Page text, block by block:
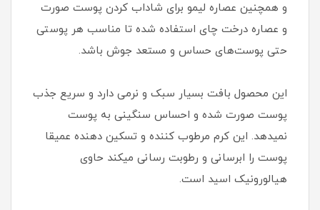
و همچنین عصاره لیمو برای شاداب کردن پوست صورت
و عصاره درخت چای استفاده شده تا مناسب هر پوستی
حتی پوست‌های حساس و مستعد جوش باشد.
این محصول بافت بسیار سبک و نرمی دارد و سریع جذب
پوست صورت شده و احساس سنگینی به پوست
نمیدهد. این کرم مرطوب کننده و تسکین دهنده عمیقا
پوست را ابرسانی و رطوبت رسانی میکند حاوی
هیالورونیک اسید است.